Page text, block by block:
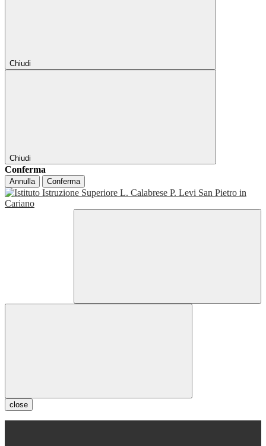
Chiudi
Chiudi
Conferma
Annulla Conferma
close